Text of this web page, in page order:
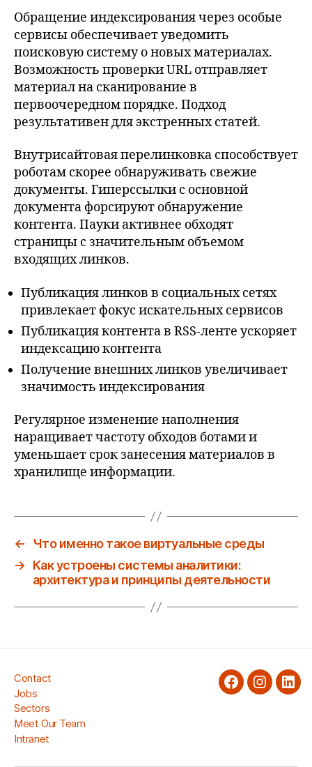
Обращение индексирования через особые
сервисы обеспечивает уведомить
поисковую систему о новых материалах.
Возможность проверки URL отправляет
материал на сканирование в
первоочередном порядке. Подход
результативен для экстренных статей.
Внутрисайтовая перелинковка способствует
роботам скорее обнаруживать свежие
документы. Гиперссылки с основной
документа форсируют обнаружение
контента. Пауки активнее обходят
страницы с значительным объемом
входящих линков.
Публикация линков в социальных сетях
привлекает фокус искательных сервисов
Публикация контента в RSS-ленте ускоряет
индексацию контента
Получение внешних линков увеличивает
значимость индексирования
Регулярное изменение наполнения
наращивает частоту обходов ботами и
уменьшает срок занесения материалов в
хранилище информации.
←
Что именно такое виртуальные среды
→
Как устроены системы аналитики:
архитектура и принципы деятельности
Contact
Jobs
Sectors
Meet Our Team
Intranet
facebook